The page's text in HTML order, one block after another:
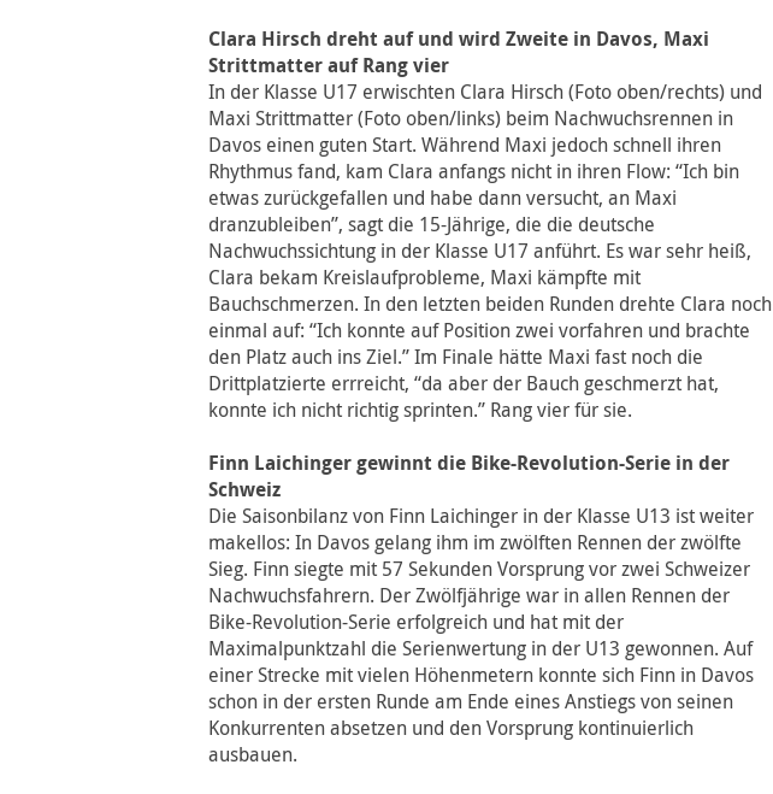
Clara Hirsch dreht auf und wird Zweite in Davos, Maxi
Strittmatter auf Rang vier
In der Klasse U17 erwischten Clara Hirsch (Foto oben/rechts) und
Maxi Strittmatter (Foto oben/links) beim Nachwuchsrennen in
Davos einen guten Start. Während Maxi jedoch schnell ihren
Rhythmus fand, kam Clara anfangs nicht in ihren Flow: “Ich bin
etwas zurückgefallen und habe dann versucht, an Maxi
dranzubleiben”, sagt die 15-Jährige, die die deutsche
Nachwuchssichtung in der Klasse U17 anführt. Es war sehr heiß,
Clara bekam Kreislaufprobleme, Maxi kämpfte mit
Bauchschmerzen. In den letzten beiden Runden drehte Clara noch
einmal auf: “Ich konnte auf Position zwei vorfahren und brachte
den Platz auch ins Ziel.” Im Finale hätte Maxi fast noch die
Drittplatzierte errreicht, “da aber der Bauch geschmerzt hat,
konnte ich nicht richtig sprinten.” Rang vier für sie.
Finn Laichinger gewinnt die Bike-Revolution-Serie in der
Schweiz
Die Saisonbilanz von Finn Laichinger in der Klasse U13 ist weiter
makellos: In Davos gelang ihm im zwölften Rennen der zwölfte
Sieg. Finn siegte mit 57 Sekunden Vorsprung vor zwei Schweizer
Nachwuchsfahrern. Der Zwölfjährige war in allen Rennen der
Bike-Revolution-Serie erfolgreich und hat mit der
Maximalpunktzahl die Serienwertung in der U13 gewonnen. Auf
einer Strecke mit vielen Höhenmetern konnte sich Finn in Davos
schon in der ersten Runde am Ende eines Anstiegs von seinen
Konkurrenten absetzen und den Vorsprung kontinuierlich
ausbauen.